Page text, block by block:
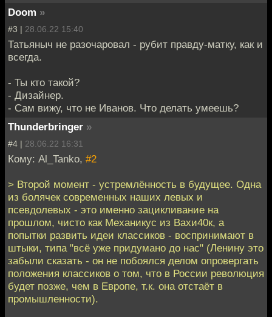
Doom »
#3 | 28.06.22 15:40
Татьяныч не разочаровал - рубит правду-матку, как и
всегда.
- Ты кто такой?
- Дизайнер.
- Сам вижу, что не Иванов. Что делать умеешь?
Thunderbringer »
#4 | 28.06.22 16:31
Кому: Al_Tanko, #2
> Второй момент - устремлённость в будущее. Одна
из болячек современных наших левых и
псевдолевых - это именно зацикливание на
прошлом, чисто как Механикус из Вахи40к, а
попытки развить идеи классиков - воспринимают в
штыки, типа "всё уже придумано до нас" (Ленину это
забыли сказать - он не побоялся делом опровергать
положения классиков о том, что в России революция
будет позже, чем в Европе, т.к. она отстаёт в
промышленности).